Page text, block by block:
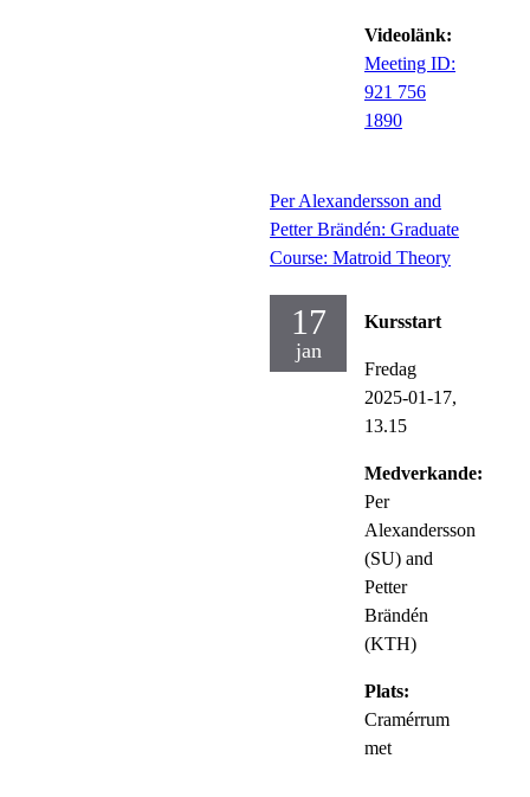
Videolänk:
Meeting ID:
921 756
1890
Per Alexandersson and
Petter Brändén: Graduate
Course: Matroid Theory
17
jan
Kursstart
Fredag
2025-01-17,
13.15
Medverkande:
Per
Alexandersson
(SU) and
Petter
Brändén
(KTH)
Plats:
Cramérrum
met